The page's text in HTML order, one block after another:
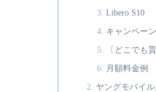
Libero S10
キャンペー
〔どこでも
月額料金例
ヤングモバイ